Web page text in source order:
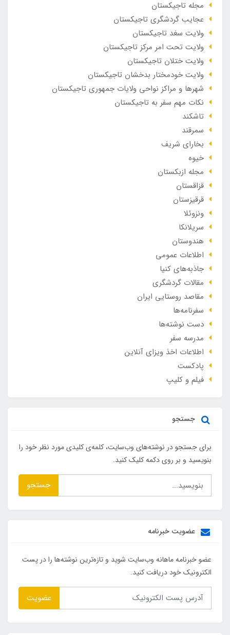
مجله تاجیکستان
عجایب گردشگری تاجیکستان
ولایت سغد تاجیکستان
ولایت تحت امر مرکز تاجیکستان
ولایت ختلان تاجیکستان
ولایت خودمختار بدخشان تاجیکستان
شهرها و مراکز نواحی ولایات جمهوری تاجیکستان
نکات مهم سفر به تاجیکستان
تاشکند
سمرقند
بخارای شریف
خیوه
مجله ازبکستان
قزاقستان
قرقیزستان
ونزوئلا
سریلانکا
هندوستان
اطلاعات عمومی
جاذبه‌های کنیا
مقالات گردشگری
مقاصد روستایی ایران
سفرنامه‌ها
دست نوشته‌ها
مدرسه سفر
اطلاعات اخذ ویزای آنلاین
پادکست
فیلم و کلیپ
جستجو
برای جستجو در نوشته‌های وب‌سایت، کلمه‌ی کلیدی مورد نظر خود را
بنویسید و بر روی دکمه کلیک کنید.
جستجو
عضویت خبرنامه
عضو خبرنامه ماهانه وب‌سایت شوید و تازه‌ترین نوشته‌ها را در پست
الکترونیک خود دریافت کنید.
عضویت